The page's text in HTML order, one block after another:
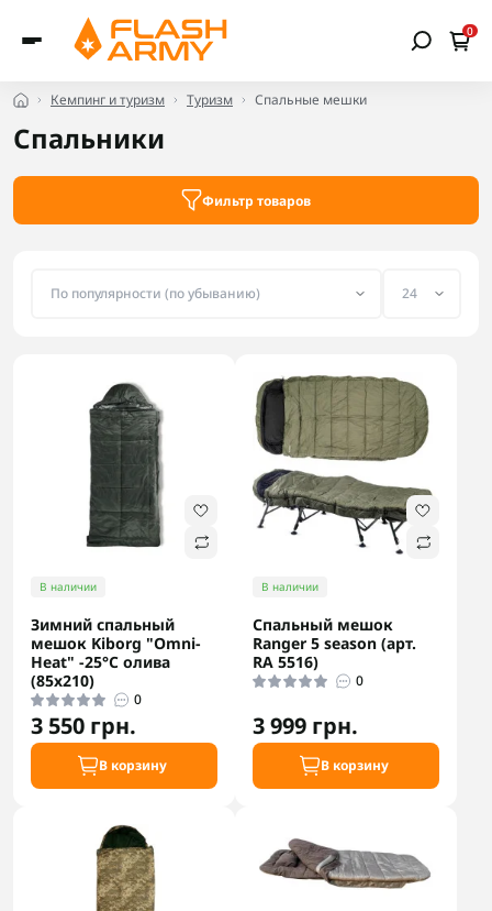
0
Кемпинг и туризм Туризм Спальные мешки
Спальники
Фильтр товаров
В наличии
Зимний спальный
мешок Kiborg "Omni-
Heat" -25°C олива
(85x210)
0
3 550 грн.
В корзину
В наличии
Спальный мешок
Ranger 5 season (арт.
RA 5516)
0
3 999 грн.
В корзину